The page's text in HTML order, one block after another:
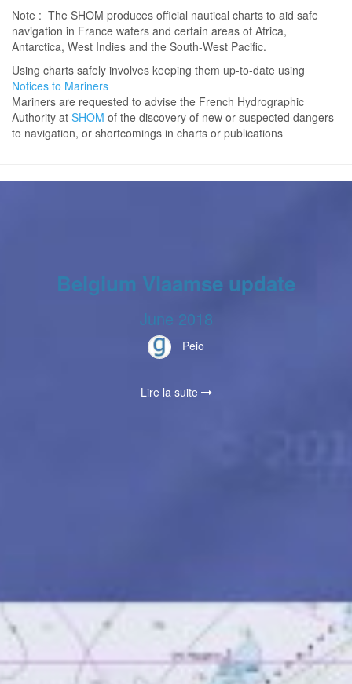
Note : The SHOM produces official nautical charts to aid safe
navigation in France waters and certain areas of Africa,
Antarctica, West Indies and the South-West Pacific.
Using charts safely involves keeping them up-to-date using
Notices to Mariners
Mariners are requested to advise the French Hydrographic
Authority at SHOM of the discovery of new or suspected dangers
to navigation, or shortcomings in charts or publications
Belgium Vlaamse update
June 2018
Peio
Lire la suite